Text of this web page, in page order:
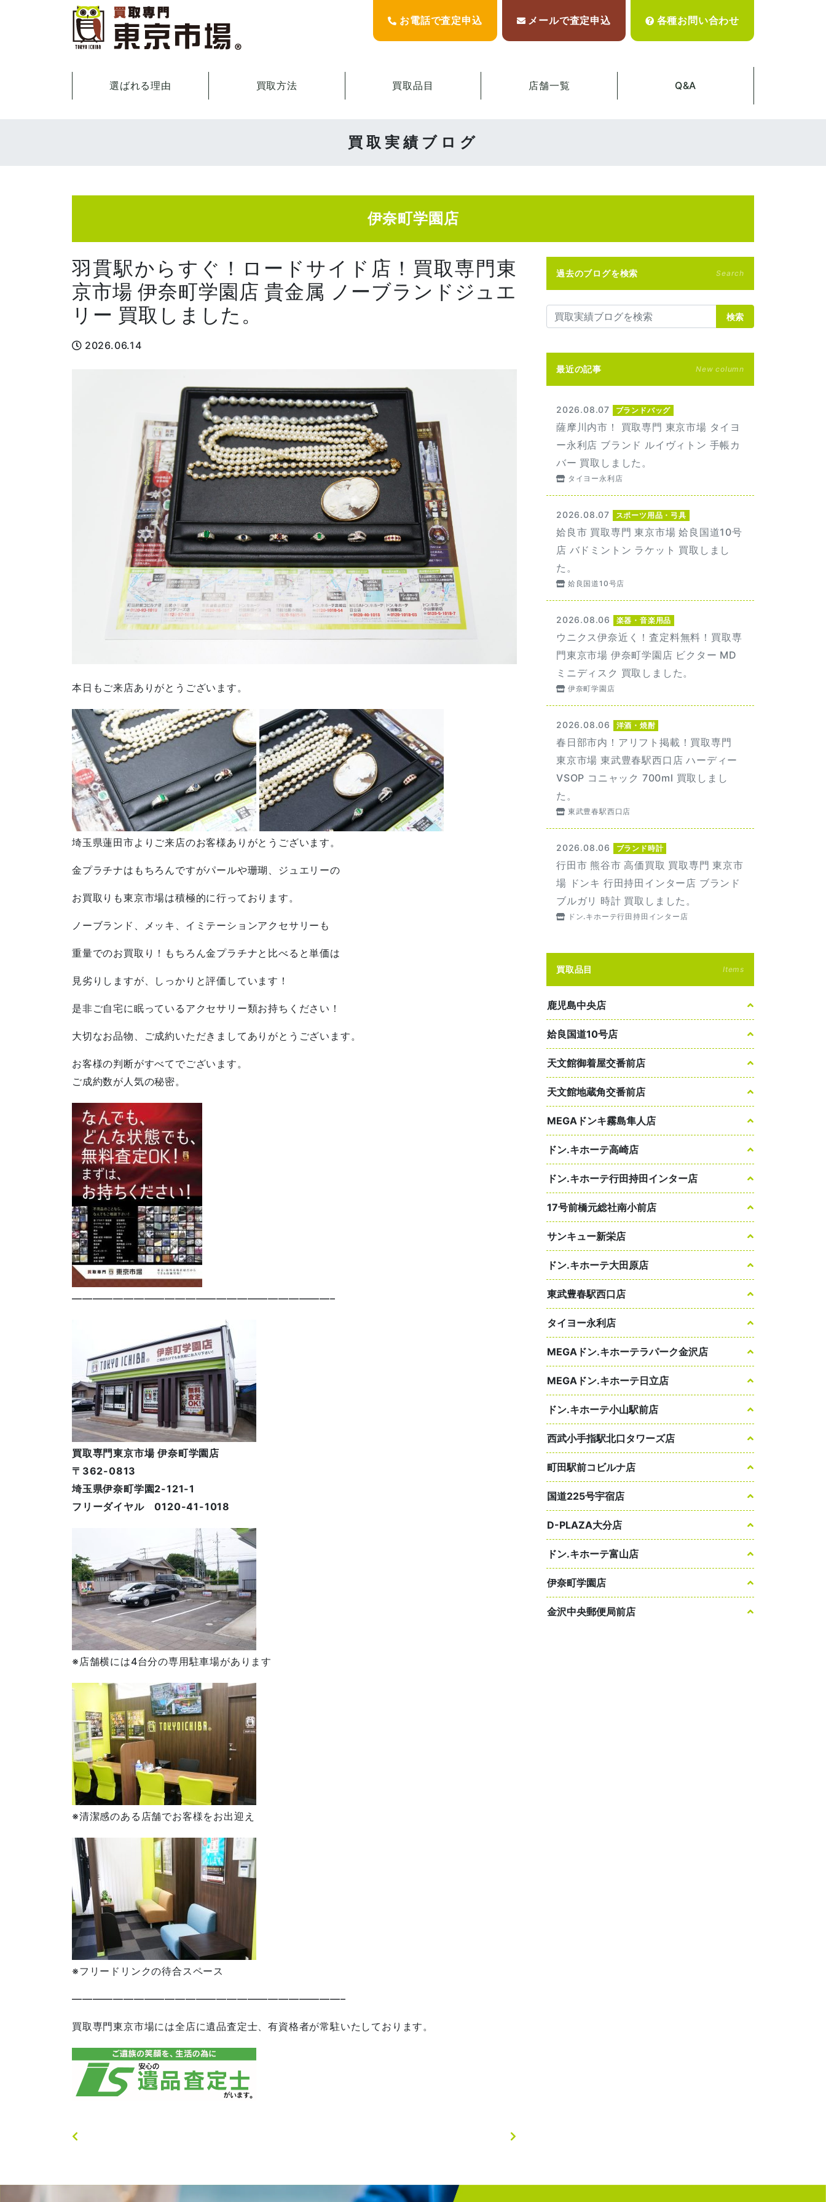
お電話で査定申込 メールで査定申込 各種お問い合わせ
選ばれる理由 買取方法 買取品目 店舗一覧 Q&A
買取実績ブログ
伊奈町学園店
羽貫駅からすぐ！ロードサイド店！買取専門東
京市場 伊奈町学園店 貴金属 ノーブランドジュエ
リー 買取しました。
2026.06.14
本日もご来店ありがとうございます。
埼玉県蓮田市よりご来店のお客様ありがとうございます。
金プラチナはもちろんですがパールや珊瑚、ジュエリーの
お買取りも東京市場は積極的に行っております。
ノーブランド、メッキ、イミテーションアクセサリーも
重量でのお買取り！もちろん金プラチナと比べると単価は
見劣りしますが、しっかりと評価しています！
是非ご自宅に眠っているアクセサリー類お持ちください！
大切なお品物、ご成約いただきましてありがとうございます。
お客様の判断がすべてでございます。
ご成約数が人気の秘密。
—————————————————————————–
買取専門東京市場 伊奈町学園店
〒362-0813
埼玉県伊奈町学園2-121-1
フリーダイヤル 0120-41-1018
※店舗横には4台分の専用駐車場があります
※清潔感のある店舗でお客様をお出迎え
※フリードリンクの待合スペース
——————————————————————————–
買取専門東京市場には全店に遺品査定士、有資格者が常駐いたしております。
過去のブログを検索 Search
検索
最近の記事 New column
2026.08.07 ブランドバッグ
薩摩川内市！ 買取専門 東京市場 タイヨ
ー永利店 ブランド ルイヴィトン 手帳カ
バー 買取しました。
タイヨー永利店
2026.08.07 スポーツ用品・弓具
姶良市 買取専門 東京市場 姶良国道10号
店 バドミントン ラケット 買取しまし
た。
姶良国道10号店
2026.08.06 楽器・音楽用品
ウニクス伊奈近く！査定料無料！買取専
門東京市場 伊奈町学園店 ビクター MD
ミニディスク 買取しました。
伊奈町学園店
2026.08.06 洋酒・焼酎
春日部市内！アリフト掲載！買取専門
東京市場 東武豊春駅西口店 ハーディー
VSOP コニャック 700ml 買取しまし
た。
東武豊春駅西口店
2026.08.06 ブランド時計
行田市 熊谷市 高価買取 買取専門 東京市
場 ドンキ 行田持田インター店 ブランド
ブルガリ 時計 買取しました。
ドン.キホーテ行田持田インター店
買取品目 Items
鹿児島中央店
姶良国道10号店
天文館御着屋交番前店
天文館地蔵角交番前店
MEGAドンキ霧島隼人店
ドン.キホーテ高崎店
ドン.キホーテ行田持田インター店
17号前橋元総社南小前店
サンキュー新栄店
ドン.キホーテ大田原店
東武豊春駅西口店
タイヨー永利店
MEGAドン.キホーテラパーク金沢店
MEGAドン.キホーテ日立店
ドン.キホーテ小山駅前店
西武小手指駅北口タワーズ店
町田駅前コビルナ店
国道225号宇宿店
D-PLAZA大分店
ドン.キホーテ富山店
伊奈町学園店
金沢中央郵便局前店